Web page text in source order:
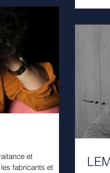
et
fabricants et